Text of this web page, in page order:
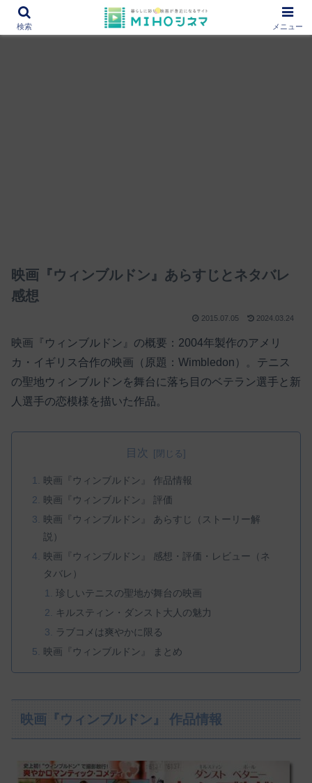
12000作品を紹介！あなたの映画図書館『MIHOシネマ』
映画『ウィンブルドン』あらすじとネタバレ
感想
2015.07.05 2024.03.24
映画『ウィンブルドン』の概要：2004年製作のアメリ
カ・イギリス合作の映画（原題：Wimbledon）。テニス
の聖地ウィンブルドンを舞台に落ち目のベテラン選手と新
人選手の恋模様を描いた作品。
目次
映画『ウィンブルドン』 作品情報
映画『ウィンブルドン』 評価
映画『ウィンブルドン』 あらすじ（ストーリー解
説）
映画『ウィンブルドン』 感想・評価・レビュー（ネ
タバレ）
珍しいテニスの聖地が舞台の映画
キルスティン・ダンスト大人の魅力
ラブコメは爽やかに限る
映画『ウィンブルドン』 まとめ
映画『ウィンブルドン』 作品情報
検索 メニュー